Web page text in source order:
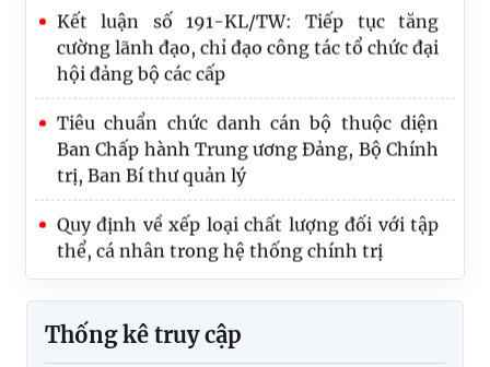
cường lãnh đạo, chỉ đạo công tác tổ chức đại
hội đảng bộ các cấp
Tiêu chuẩn chức danh cán bộ thuộc diện
Ban Chấp hành Trung ương Đảng, Bộ Chính
trị, Ban Bí thư quản lý
Quy định về xếp loại chất lượng đối với tập
thể, cá nhân trong hệ thống chính trị
KL 197-KL/TW về thực hiện một số nội
của tổ chức cơ sở đảng
Thống kê truy cập